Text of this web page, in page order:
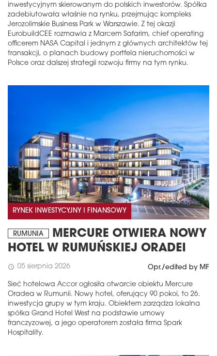
inwestycyjnym skierowanym do polskich inwestorów. Spółka
zadebiutowała właśnie na rynku, przejmując kompleks
Jerozolimskie Business Park w Warszawie. Z tej okazji
EurobuildCEE rozmawia z Marcem Safarim, chief operating
officerem NASA Capital i jednym z głównych architektów tej
transakcji, o planach budowy portfela nieruchomości w
Polsce oraz dalszej strategii rozwoju firmy na tym rynku.
RYNEK INWESTYCYJNY I FINANSOWY
RUMUNIA
MERCURE OTWIERA NOWY
HOTEL W RUMUŃSKIEJ ORADEI
schedule 05 sierpnia 2026 Opr./edited by MF
Sieć hotelowa Accor ogłosiła otwarcie obiektu Mercure
Oradea w Rumunii. Nowy hotel, oferujący 90 pokoi, to 26.
inwestycja grupy w tym kraju. Obiektem zarządza lokalna
spółka Grand Hotel West na podstawie umowy
franczyzowej, a jego operatorem została firma Spark
Hospitality.